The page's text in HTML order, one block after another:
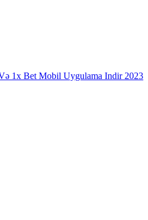
1x Bet Mobil Uygulama Indir 2023